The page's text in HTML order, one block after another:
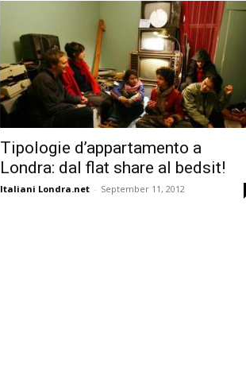
Tipologie d’appartamento a
Londra: dal flat share al bedsit!
Italiani Londra.net - September 11, 2012